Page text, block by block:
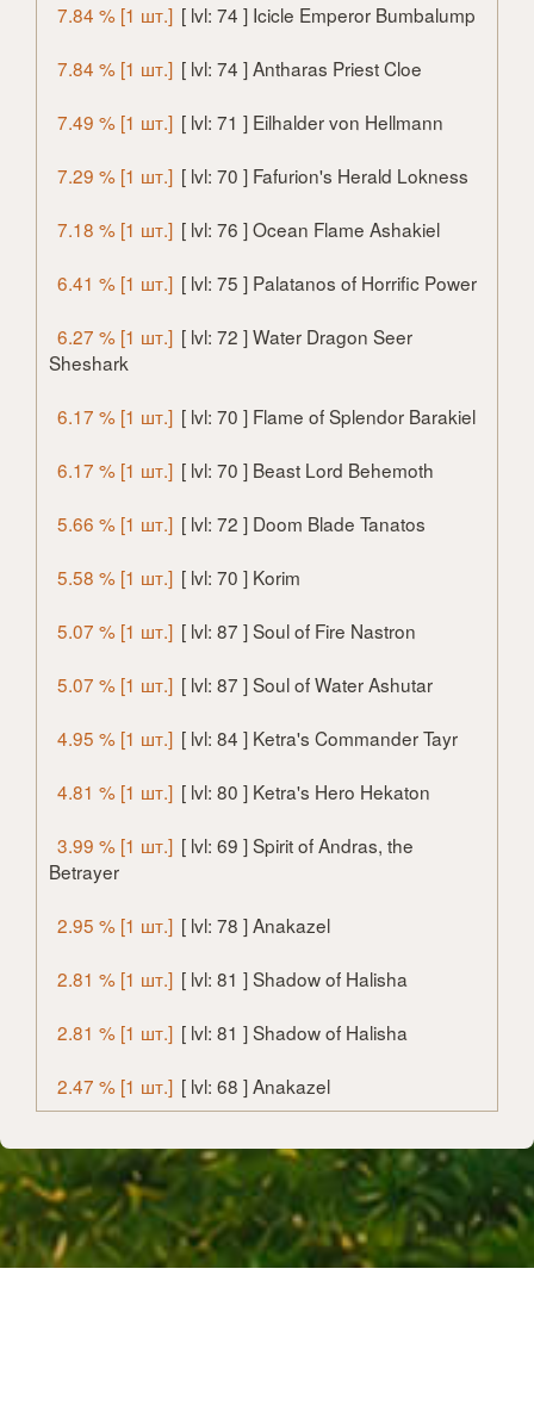
7.84 % [1 шт.] [ lvl: 74 ] Icicle Emperor Bumbalump
7.84 % [1 шт.] [ lvl: 74 ] Antharas Priest Cloe
7.49 % [1 шт.] [ lvl: 71 ] Eilhalder von Hellmann
7.29 % [1 шт.] [ lvl: 70 ] Fafurion's Herald Lokness
7.18 % [1 шт.] [ lvl: 76 ] Ocean Flame Ashakiel
6.41 % [1 шт.] [ lvl: 75 ] Palatanos of Horrific Power
6.27 % [1 шт.] [ lvl: 72 ] Water Dragon Seer
Sheshark
6.17 % [1 шт.] [ lvl: 70 ] Flame of Splendor Barakiel
6.17 % [1 шт.] [ lvl: 70 ] Beast Lord Behemoth
5.66 % [1 шт.] [ lvl: 72 ] Doom Blade Tanatos
5.58 % [1 шт.] [ lvl: 70 ] Korim
5.07 % [1 шт.] [ lvl: 87 ] Soul of Fire Nastron
5.07 % [1 шт.] [ lvl: 87 ] Soul of Water Ashutar
4.95 % [1 шт.] [ lvl: 84 ] Ketra's Commander Tayr
4.81 % [1 шт.] [ lvl: 80 ] Ketra's Hero Hekaton
3.99 % [1 шт.] [ lvl: 69 ] Spirit of Andras, the
Betrayer
2.95 % [1 шт.] [ lvl: 78 ] Anakazel
2.81 % [1 шт.] [ lvl: 81 ] Shadow of Halisha
2.81 % [1 шт.] [ lvl: 81 ] Shadow of Halisha
2.47 % [1 шт.] [ lvl: 68 ] Anakazel